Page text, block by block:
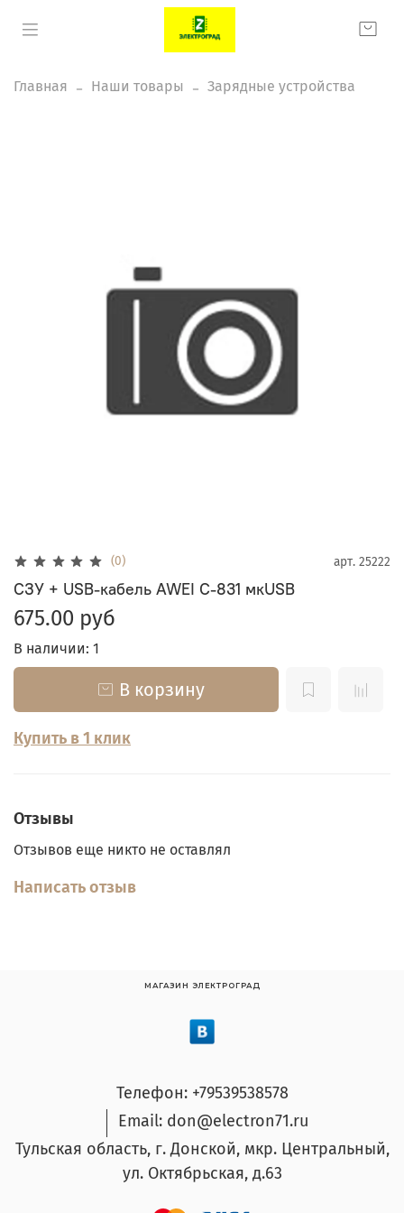
Главная Наши товары Зарядные устройства
(0) арт. 25222
СЗУ + USB-кабель AWEI C-831 мкUSB
675.00 руб
В наличии: 1
В корзину
Купить в 1 клик
Отзывы
Отзывов еще никто не оставлял
Написать отзыв
Телефон: +79539538578
Email: don@electron71.ru
Тульская область, г. Донской, мкр. Центральный,
ул. Октябрьская, д.63
МАГАЗИН ЭЛЕКТРОГРАД